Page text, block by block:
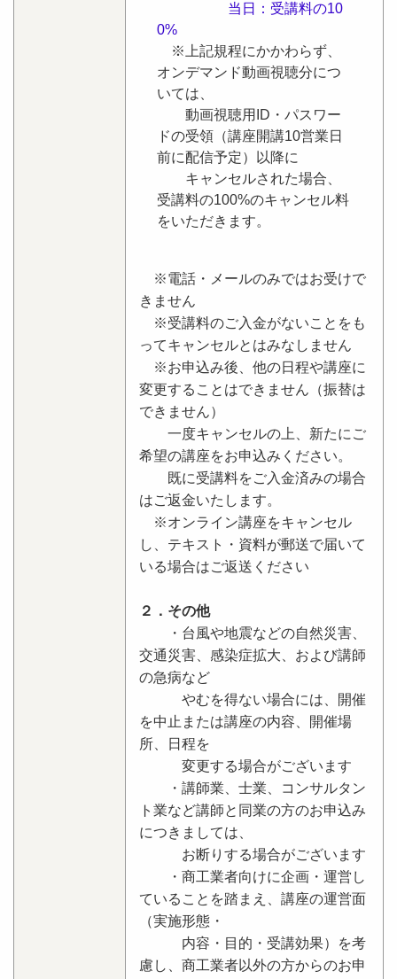
当日：受講料の10
0%
※上記規程にかかわらず、
オンデマンド動画視聴分につ
いては、
動画視聴用ID・パスワー
ドの受領（講座開講10営業日
前に配信予定）以降に
キャンセルされた場合、
受講料の100%のキャンセル料
をいただきます。
※電話・メールのみではお受けで
きません
※受講料のご入金がないことをも
ってキャンセルとはみなしません
※お申込み後、他の日程や講座に
変更することはできません（振替は
できません）
一度キャンセルの上、新たにご
希望の講座をお申込みください。
既に受講料をご入金済みの場合
はご返金いたします。
※オンライン講座をキャンセル
し、テキスト・資料が郵送で届いて
いる場合はご返送ください
２．その他
・台風や地震などの自然災害、
交通災害、感染症拡大、および講師
の急病など
やむを得ない場合には、開催
を中止または講座の内容、開催場
所、日程を
変更する場合がございます
・講師業、士業、コンサルタン
ト業など講師と同業の方のお申込み
につきましては、
お断りする場合がございます
・商工業者向けに企画・運営し
ていることを踏まえ、講座の運営面
（実施形態・
内容・目的・受講効果）を考
慮し、商工業者以外の方からのお申